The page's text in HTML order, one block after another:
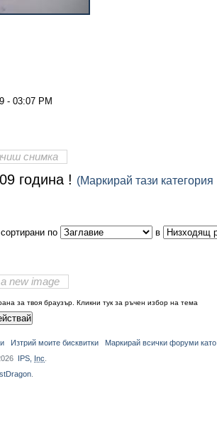
- 03:07 PM
снимка
година ! (Маркирай тази категория
по в
new image
за твоя браузър. Кликни тук за ръчен избор на тема
Изтрий моите бисквитки
Маркирай всички форуми
IPS, Inc